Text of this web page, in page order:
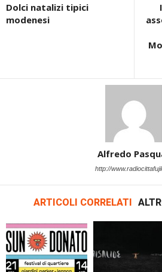
Dolci natalizi tipici
modenesi
Alfredo
http://
ARTICOLI CORRELATI